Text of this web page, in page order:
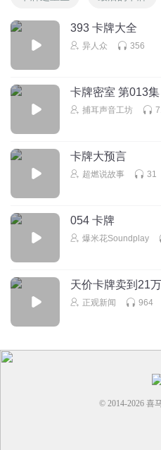
393 卡牌大全
异人众 356
卡牌密室 第013
捕耳声音工坊
卡牌大预言
超燃说故事 31
054 卡牌
爆米花Soundplay
天价卡牌卖到21
正观新闻 964
© 2014-2026 喜